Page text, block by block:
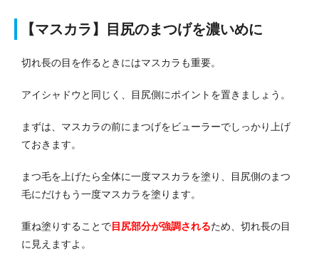
【マスカラ】目尻のまつげを濃いめに
切れ長の目を作るときにはマスカラも重要。
アイシャドウと同じく、目尻側にポイントを置きましょう。
まずは、マスカラの前にまつげをビューラーでしっかり上げ
ておきます。
まつ毛を上げたら全体に一度マスカラを塗り、目尻側のまつ
毛にだけもう一度マスカラを塗ります。
重ね塗りすることで目尻部分が強調されるため、切れ長の目
に見えますよ。